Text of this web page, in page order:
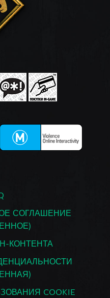
СОГЛАШЕНИЕ
КОНТЕНТА
COOKIE